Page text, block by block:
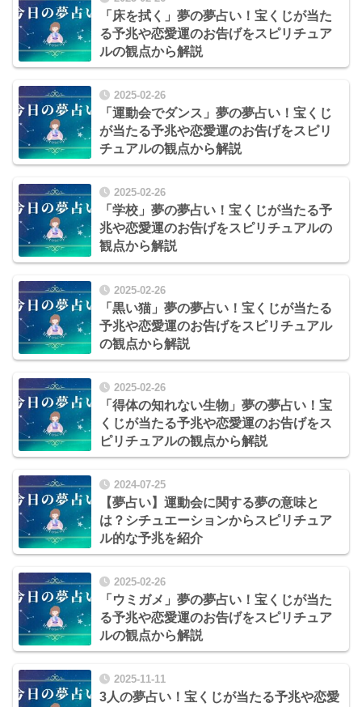
「床を拭く」夢の夢占い！宝くじが当た
る予兆や恋愛運のお告げをスピリチュア
ルの観点から解説
2025-02-26
「運動会でダンス」夢の夢占い！宝くじ
が当たる予兆や恋愛運のお告げをスピリ
チュアルの観点から解説
2025-02-26
「学校」夢の夢占い！宝くじが当たる予
兆や恋愛運のお告げをスピリチュアルの
観点から解説
2025-02-26
「黒い猫」夢の夢占い！宝くじが当たる
予兆や恋愛運のお告げをスピリチュアル
の観点から解説
2025-02-26
「得体の知れない生物」夢の夢占い！宝
くじが当たる予兆や恋愛運のお告げをス
ピリチュアルの観点から解説
2024-07-25
【夢占い】運動会に関する夢の意味と
は？シチュエーションからスピリチュア
ル的な予兆を紹介
2025-02-26
「ウミガメ」夢の夢占い！宝くじが当た
る予兆や恋愛運のお告げをスピリチュア
ルの観点から解説
2025-11-11
3人の夢占い！宝くじが当たる予兆や恋愛